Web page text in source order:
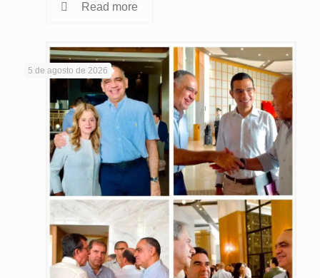
Read more
5 de agosto de 2026